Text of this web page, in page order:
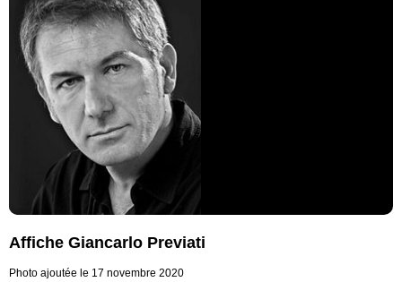
Affiche Giancarlo Previati
Photo ajoutée le 17 novembre 2020